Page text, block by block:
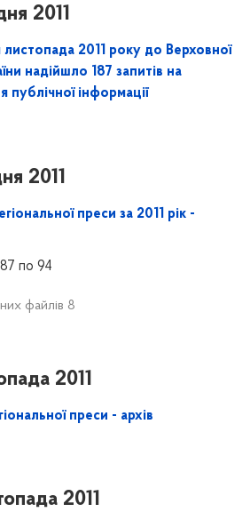
2011
2011 року до Верховної
надійшло 187 запитів на
публічної інформації
2011
преси за 2011 рік -
по 94
файлів 8
2011
преси - архів
2011